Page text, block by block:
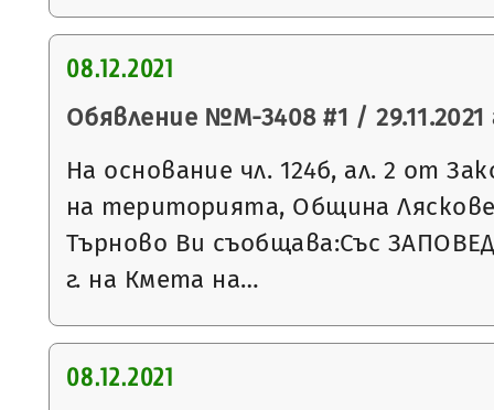
08.12.2021
Обявление №М-3408 #1 / 29.11.2021
На основание чл. 124б, ал. 2 от
на територията, Община
Търново Ви съобщава:Със
г. на Кмета на…
08.12.2021